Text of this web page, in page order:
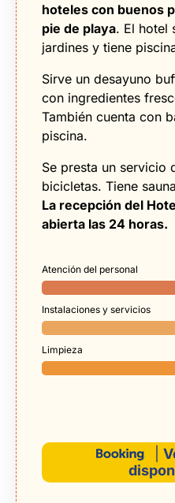
hoteles con buenos
pie de playa. El hotel
jardines y tiene
Sirve un desayuno
con ingredientes
También cuenta con
piscina.
Se presta un servicio
bicicletas. Tiene
La recepción del
abierta las 24 horas.
Atención del personal
Instalaciones y servicios
Limpieza